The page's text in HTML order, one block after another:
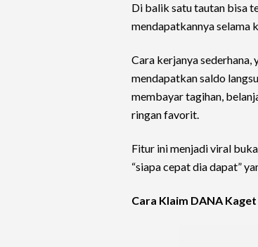
Di balik satu tautan bisa
mendapatkannya selama
Cara kerjanya
mendapatkan saldo
membayar tagihan,
ringan favorit.
Fitur ini menjadi viral
“siapa cepat dia dapat”
Cara Klaim DANA